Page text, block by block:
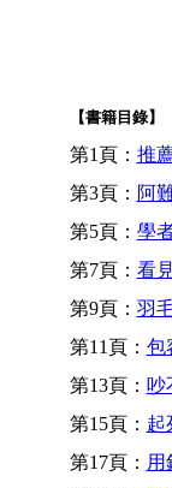
【書籍目錄】
第1頁： 推
第3頁： 阿
第5頁： 學
第7頁： 看
第9頁： 羽
第11頁： 包
第13頁： 吵
第15頁： 起
第17頁： 用